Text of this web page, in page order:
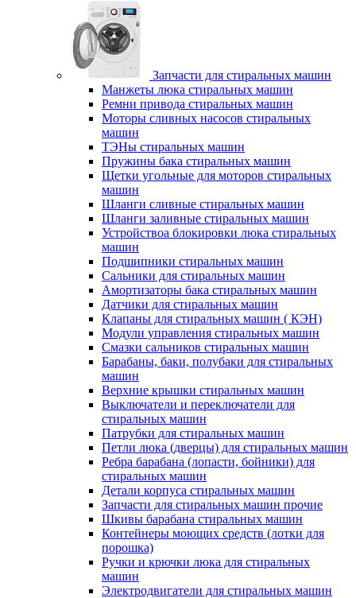
Запчасти для стиральных машин
Манжеты люка стиральных машин
Ремни привода стиральных машин
Моторы сливных насосов стиральных
машин
ТЭНы стиральных машин
Пружины бака стиральных машин
Щетки угольные для моторов стиральных
машин
Шланги сливные стиральных машин
Шланги заливные стиральных машин
Устройствоа блокировки люка стиральных
машин
Подшипники стиральных машин
Сальники для стиральных машин
Амортизаторы бака стиральных машин
Датчики для стиральных машин
Клапаны для стиральных машин ( КЭН)
Модули управления стиральных машин
Смазки сальников стиральных машин
Барабаны, баки, полубаки для стиральных
машин
Верхние крышки стиральных машин
Выключатели и переключатели для
стиральных машин
Патрубки для стиральных машин
Петли люка (дверцы) для стиральных машин
Ребра барабана (лопасти, бойники) для
стиральных машин
Детали корпуса стиральных машин
Запчасти для стиральных машин прочие
Шкивы барабана стиральных машин
Контейнеры моющих средств (лотки для
порошка)
Ручки и крючки люка для стиральных
машин
Электродвигатели для стиральных машин